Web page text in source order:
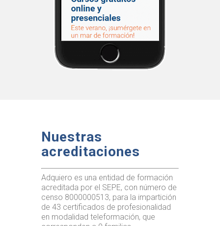
Nuestras
acreditaciones
Adquiero es una entidad de formación
acreditada por el SEPE, con número de
censo 8000000513, para la impartición
de 43 certificados de profesionalidad
en modalidad teleformación, que